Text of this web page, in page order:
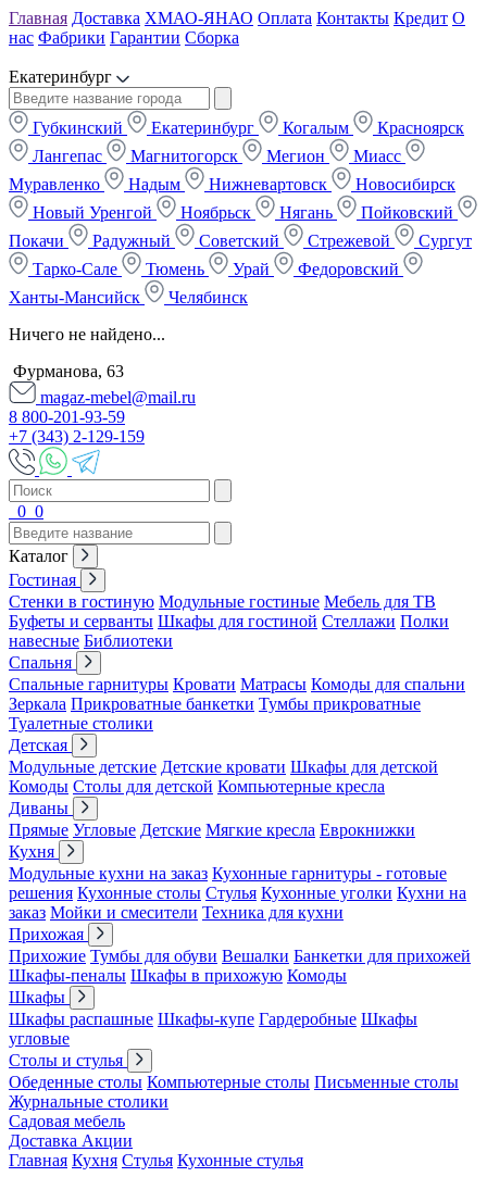
Главная Доставка ХМАО-ЯНАО Оплата Контакты Кредит О
нас Фабрики Гарантии Сборка
Екатеринбург
Губкинский Екатеринбург Когалым
Красноярск
Лангепас
Магнитогорск Мегион
Миасс
Муравленко
Надым Нижневартовск
Новосибирск
Новый Уренгой
Ноябрьск Нягань
Пойковский
Покачи
Радужный Советский Стрежевой
Сургут
Тарко-Сале
Тюмень Урай
Федоровский
Ханты-Мансийск
Челябинск
Ничего не найдено...
Фурманова, 63
magaz-mebel@mail.ru
8 800-201-93-59
+7 (343) 2-129-159
0 0
Каталог
Гостиная
Стенки в гостиную Модульные гостиные Мебель для ТВ
Буфеты и серванты Шкафы для гостиной Стеллажи Полки
навесные Библиотеки
Спальня
Спальные гарнитуры Кровати Матрасы Комоды для спальни
Зеркала Прикроватные банкетки Тумбы прикроватные
Туалетные столики
Детская
Модульные детские Детские кровати Шкафы для детской
Комоды Столы для детской Компьютерные кресла
Диваны
Прямые Угловые Детские Мягкие кресла Еврокнижки
Кухня
Модульные кухни на заказ Кухонные гарнитуры - готовые
решения Кухонные столы Стулья Кухонные уголки Кухни на
заказ Мойки и смесители Техника для кухни
Прихожая
Прихожие Тумбы для обуви Вешалки Банкетки для прихожей
Шкафы-пеналы Шкафы в прихожую Комоды
Шкафы
Шкафы распашные Шкафы-купе Гардеробные Шкафы
угловые
Столы и стулья
Обеденные столы Компьютерные столы Письменные столы
Журнальные столики
Садовая мебель
Доставка Акции
Главная Кухня Стулья Кухонные стулья